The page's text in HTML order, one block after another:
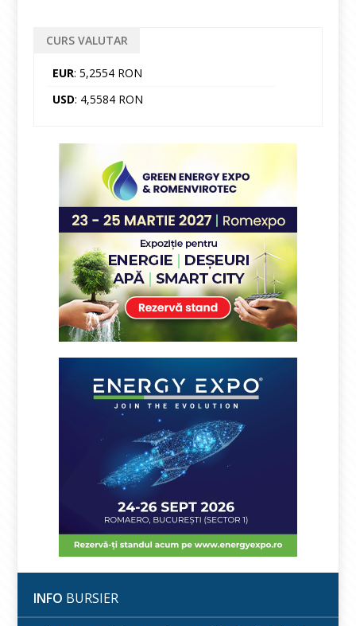
CURS VALUTAR
EUR: 5,2554 RON
USD: 4,5584 RON
INFO BURSIER